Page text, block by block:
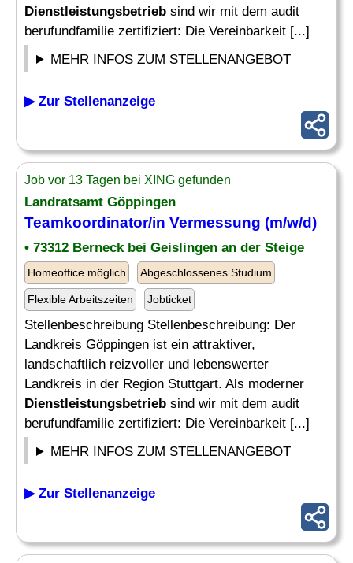
Dienstleistungsbetrieb sind wir mit dem audit
berufundfamilie zertifiziert: Die Vereinbarkeit [...]
MEHR INFOS ZUM STELLENANGEBOT
▶ Zur Stellenanzeige
Job vor 13 Tagen bei XING gefunden
Landratsamt Göppingen
Teamkoordinator/in Vermessung (m/w/d)
• 73312 Berneck bei Geislingen an der Steige
Homeoffice möglich Abgeschlossenes Studium
Flexible Arbeitszeiten Jobticket
Stellenbeschreibung Stellenbeschreibung: Der
Landkreis Göppingen ist ein attraktiver,
landschaftlich reizvoller und lebenswerter
Landkreis in der Region Stuttgart. Als moderner
Dienstleistungsbetrieb sind wir mit dem audit
berufundfamilie zertifiziert: Die Vereinbarkeit [...]
MEHR INFOS ZUM STELLENANGEBOT
▶ Zur Stellenanzeige